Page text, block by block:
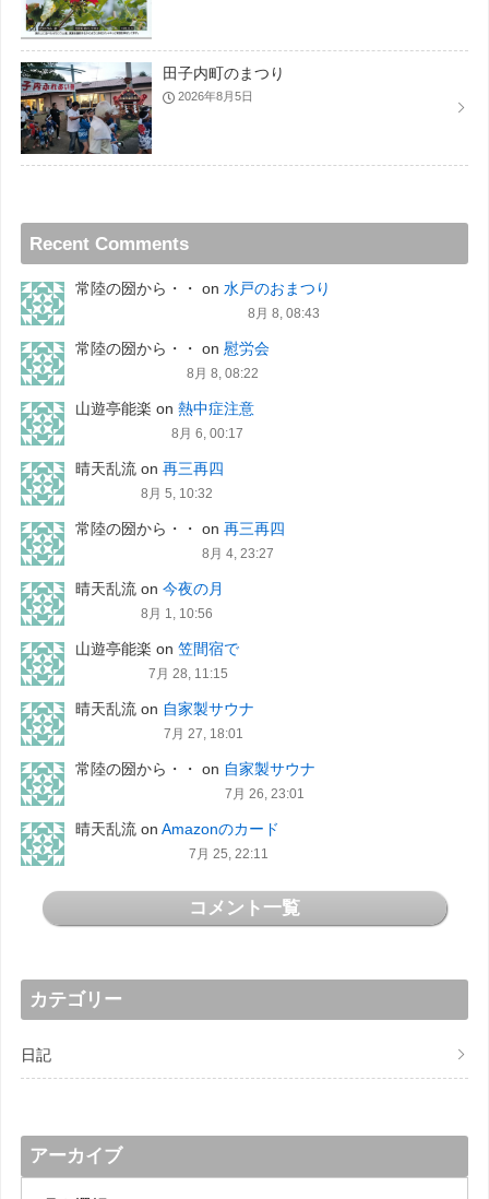
田子内町のまつり
2026年8月5日
Recent Comments
常陸の圀から・・ on 水戸のおまつり
8月 8, 08:43
常陸の圀から・・ on 慰労会
8月 8, 08:22
山遊亭能楽 on 熱中症注意
8月 6, 00:17
晴天乱流on 再三再四
8月 5, 10:32
常陸の圀から・・ on 再三再四
8月 4, 23:27
晴天乱流on 今夜の月
8月 1, 10:56
山遊亭能楽 on 笠間宿で
7月 28, 11:15
晴天乱流on 自家製サウナ
7月 27, 18:01
常陸の圀から・・ on 自家製サウナ
7月 26, 23:01
晴天乱流on Amazonのカード
7月 25, 22:11
コメント一覧
カテゴリー
日記
アーカイブ